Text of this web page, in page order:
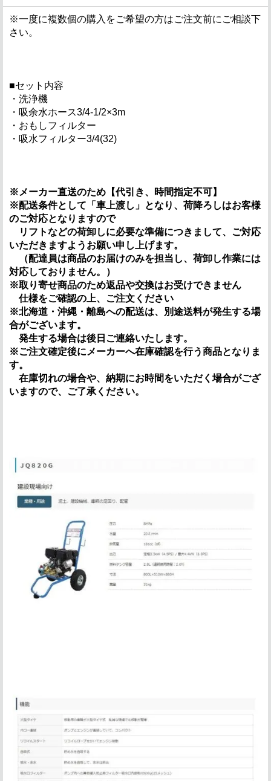
※一度に複数個の購入をご希望の方はご注文前にご相談下
さい。
■セット内容
・洗浄機
・吸余水ホース3/4-1/2×3m
・おもしフィルター
・吸水フィルター3/4(32)
※メーカー直送のため【代引き、時間指定不可】
※配送条件として「車上渡し」となり、荷降ろしはお客様
のご対応となりますので
リフトなどの荷卸しに必要な準備につきまして、ご対応
いただきますようお願い申し上げます。
（配達員は商品のお届けのみを担当し、荷卸し作業には
対応しておりません。）
※取り寄せ商品のため返品や交換はお受けできません
仕様をご確認の上、ご注文ください
※北海道・沖縄・離島への配送は、別途送料が発生する場
合がございます。
発生する場合は後日ご連絡いたします。
※ご注文確定後にメーカーへ在庫確認を行う商品となりま
す。
在庫切れの場合や、納期にお時間をいただく場合がござ
いますので、ご了承ください。